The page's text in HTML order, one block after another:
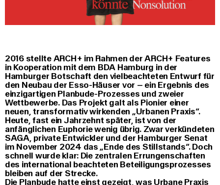
2016 stellte ARCH+ im Rahmen der ARCH+ Features
in Kooperation mit dem BDA Hamburg in der
Hamburger Botschaft den vielbeachteten Entwurf für
den Neubau der Esso-Häuser vor – ein Ergebnis des
einzigartigen Planbude-Prozesses und zweier
Wettbewerbe. Das Projekt galt als Pionier einer
neuen, transformativ wirkenden „Urbanen Praxis“.
Heute, fast ein Jahrzehnt später, ist von der
anfänglichen Euphorie wenig übrig. Zwar verkündeten
SAGA, private Entwickler und der Hamburger Senat
im November 2024 das „Ende des Stillstands“. Doch
schnell wurde klar: Die zentralen Errungenschaften
des international beachteten Beteiligungsprozesses
bleiben auf der Strecke.
Die Planbude hatte einst gezeigt, was Urbane Praxis